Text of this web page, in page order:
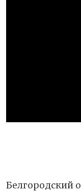
Белгородский